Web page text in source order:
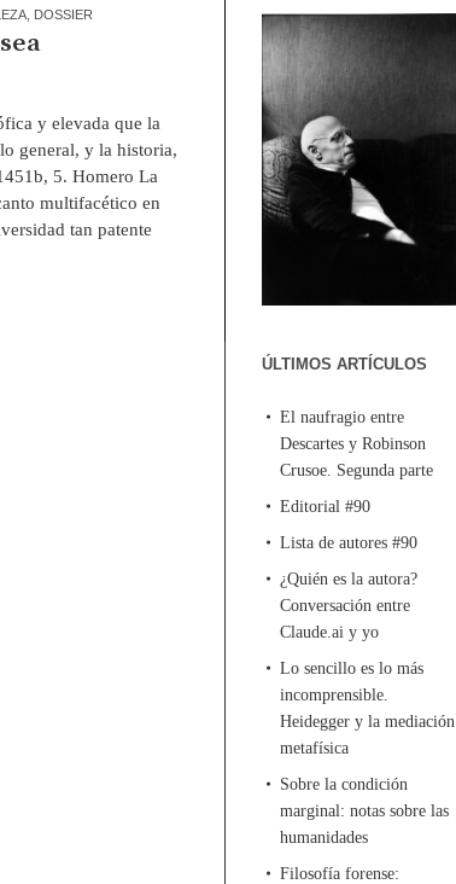
, DOSSIER
y elevada que la
general, y la historia,
5. Homero La
multifacético en
tan patente
ÚLTIMOS ARTÍCULOS
El naufragio entre
Descartes y Robinson
Crusoe. Segunda parte
Editorial #90
Lista de autores #90
¿Quién es la autora?
Conversación entre
Claude.ai y yo
Lo sencillo es lo más
incomprensible.
Heidegger y la mediación
metafísica
Sobre la condición
marginal: notas sobre las
humanidades
Filosofía forense: